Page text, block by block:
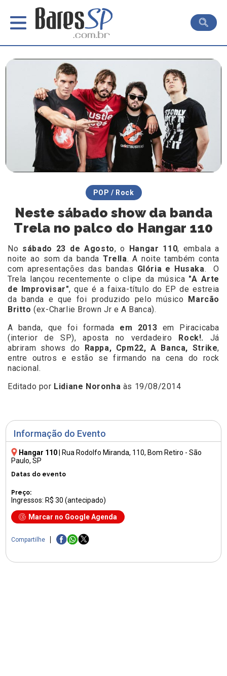
Informação do Evento
Hangar 110 Rua Rodolfo Miranda, 110, Bom Retiro - São
Paulo, SP
Datas do evento
Preço:
Ingressos: R$ 30 (antecipado)
Marcar no Google Agenda
Compartilhe
POP / Rock
Neste sábado show da banda
Trela no palco do Hangar 110
No sábado 23 de Agosto, o Hangar 110, embala a
noite ao som da banda Trella. A noite também conta
com apresentações das bandas Glória e Husaka. O
Trela lançou recentemente o clipe da música "A Arte
de Improvisar", que é a faixa-título do EP de estreia
da banda e que foi produzido pelo músico
Marcão
Britto(ex-Charlie Brown Jr e A Banca).
A banda, que foi formada em 2013 em Piracicaba
(interior de SP), aposta no verdadeiro
Rock!. Já
abriram shows do
Rappa, Cpm22, A Banca, Strike,
entre outros e estão se firmando na cena do rock
nacional.
Editado por Lidiane Noronha às 19/08/2014